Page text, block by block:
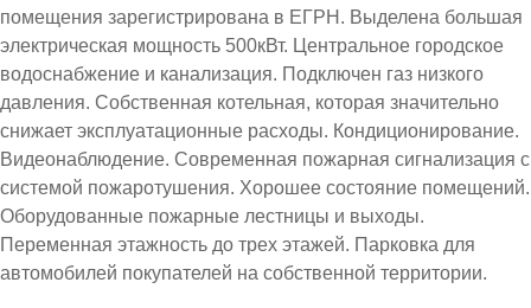
помещения зарегистрирована в ЕГРН. Выделена большая
электрическая мощность 500кВт. Центральное городское
водоснабжение и канализация. Подключен газ низкого
давления. Собственная котельная, которая значительно
снижает эксплуатационные расходы. Кондиционирование.
Видеонаблюдение. Современная пожарная сигнализация с
системой пожаротушения. Хорошее состояние помещений.
Оборудованные пожарные лестницы и выходы.
Переменная этажность до трех этажей. Парковка для
автомобилей покупателей на собственной территории.